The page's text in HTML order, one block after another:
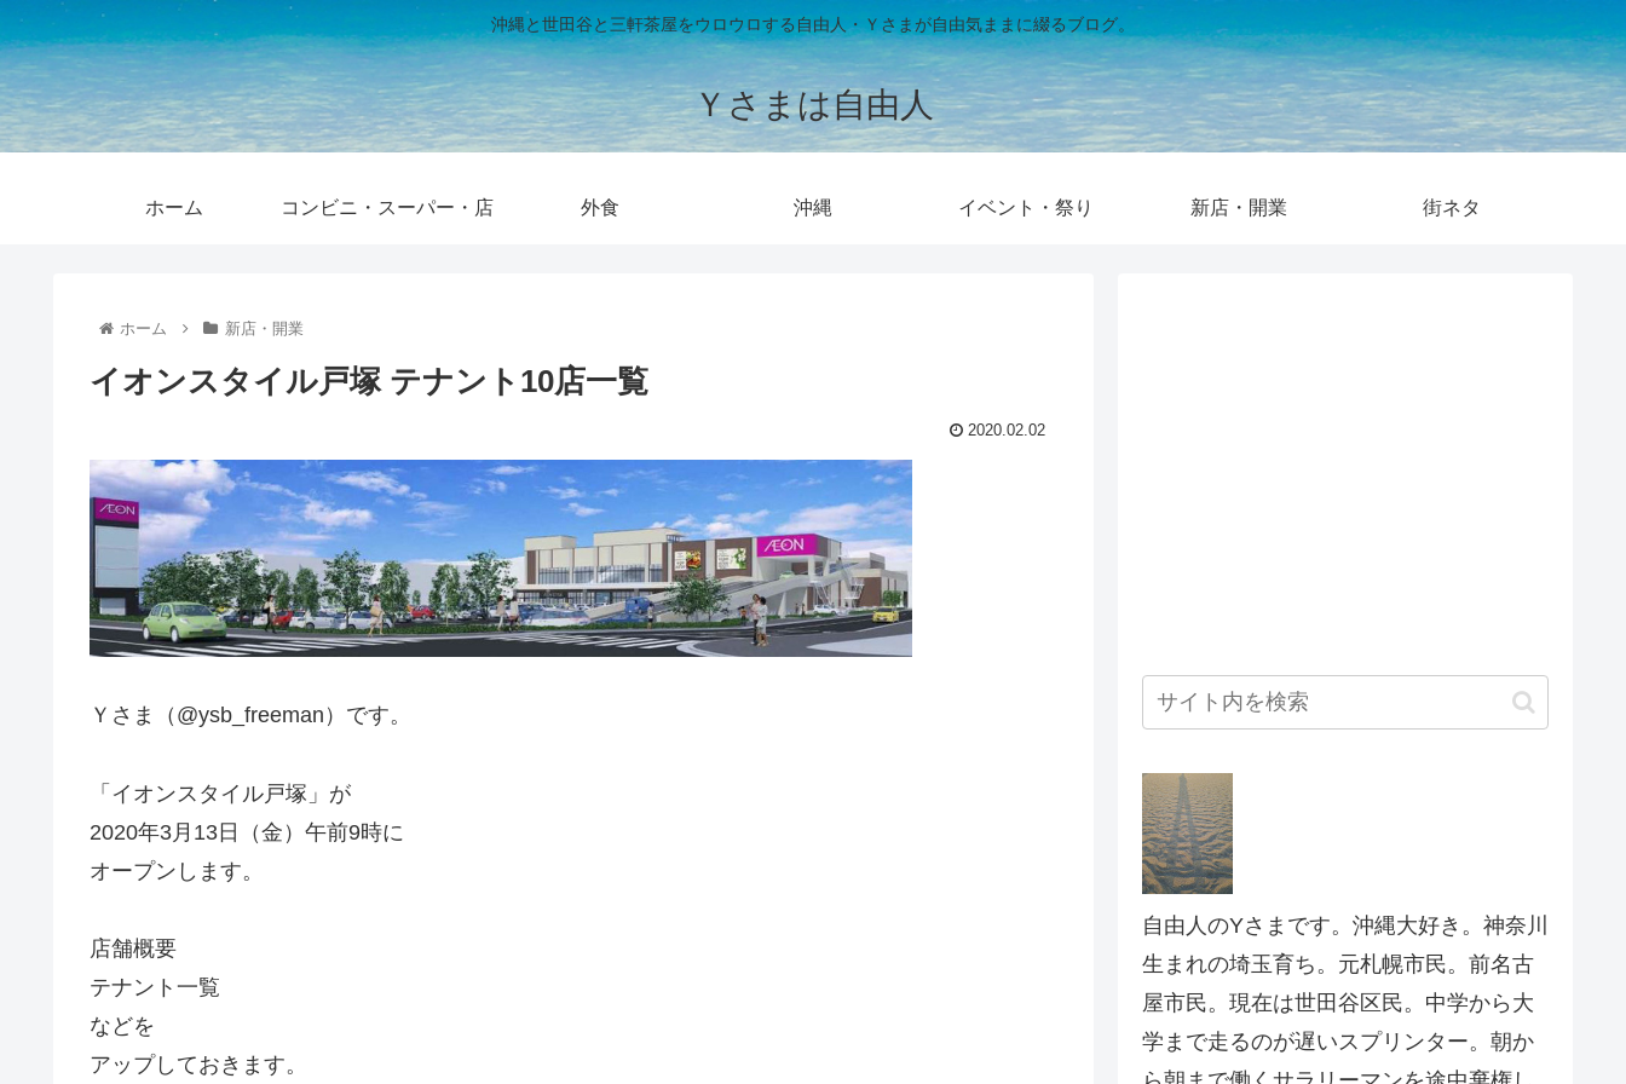
沖縄と世田谷と三軒茶屋をウロウロする自由人・Ｙさまが自由気ままに綴るブログ。
Ｙさまは自由人
ホーム コンビニ・スーパー・店 外食 沖縄 イベント・祭り 新店・開業 街ネタ
ホーム 新店・開業
イオンスタイル戸塚 テナント10店一覧
2020.02.02
Ｙさま（@ysb_freeman）です。
「イオンスタイル戸塚」が
2020年3月13日（金）午前9時に
オープンします。
店舗概要
テナント一覧
などを
アップしておきます。
自由人のYさまです。沖縄大好き。神奈川
生まれの埼玉育ち。元札幌市民。前名古
屋市民。現在は世田谷区民。中学から大
学まで走るのが遅いスプリンター。朝か